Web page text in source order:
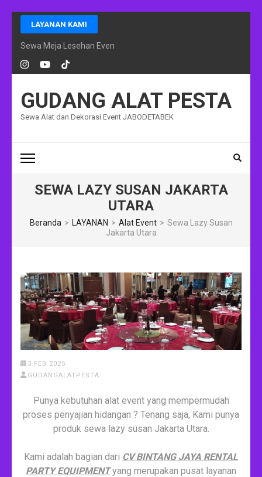
Lompat
ke
konten
(Tekan
Enter)
LAYANAN KAMI
Sewa Meja Lesehan Event Ramadhan Jakarta
GUDANG ALAT PESTA
Sewa Alat dan Dekorasi Event JABODETABEK
SEWA LAZY SUSAN JAKARTA
UTARA
Beranda > LAYANAN > Alat Event > Sewa Lazy Susan
Jakarta Utara
3 FEB 2025
GUDANGALATPESTA
Punya kebutuhan alat event yang mempermudah
proses penyajian hidangan ? Tenang saja, Kami punya
produk sewa lazy susan Jakarta Utara.
Kami adalah bagian dari CV BINTANG JAYA RENTAL
PARTY EQUIPMENTyang merupakan pusat layanan